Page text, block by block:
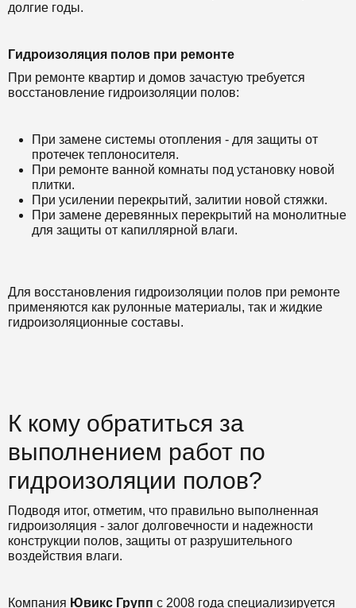
долгие годы.
Гидроизоляция полов при ремонте
При ремонте квартир и домов зачастую требуется
восстановление гидроизоляции полов:
При замене системы отопления - для защиты от
протечек теплоносителя.
При ремонте ванной комнаты под установку новой
плитки.
При усилении перекрытий, залитии новой стяжки.
При замене деревянных перекрытий на монолитные
для защиты от капиллярной влаги.
Для восстановления гидроизоляции полов при ремонте
применяются как рулонные материалы, так и жидкие
гидроизоляционные составы.
К кому обратиться за
выполнением работ по
гидроизоляции полов?
Подводя итог, отметим, что правильно выполненная
гидроизоляция - залог долговечности и надежности
конструкции полов, защиты от разрушительного
воздействия влаги.
Компания Ювикс Групп с 2008 года специализируется